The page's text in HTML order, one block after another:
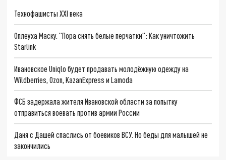
Технофашисты XXI века
Оплеуха Маску. "Пора снять белые перчатки": Как уничтожить
Starlink
Ивановское Uniqlo будет продавать молодёжную одежду на
Wildberries, Ozon, KazanExpress и Lamoda
ФСБ задержала жителя Ивановской области за попытку
отправиться воевать против армии России
Даня с Дашей спаслись от боевиков ВСУ. Но беды для малышей не
закончились